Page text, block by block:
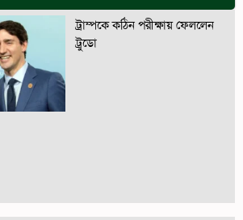
ট্রাম্পকে কঠিন পরীক্ষায় ফেললেন
ট্রুডো